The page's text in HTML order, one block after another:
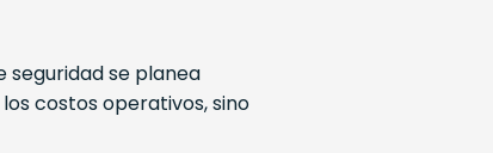
seguridad se planea
costos operativos, sino